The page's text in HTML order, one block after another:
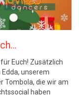
Euch! Zusätzlich
unserem
Tombola, die wir am
haben